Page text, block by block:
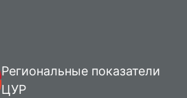
Региональные показатели
ЦУР